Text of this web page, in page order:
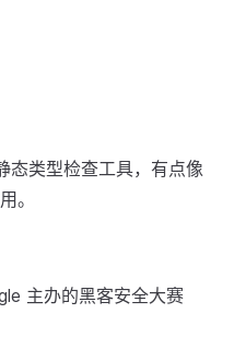
类型检查工具，有点像
。
主办的黑客安全大赛